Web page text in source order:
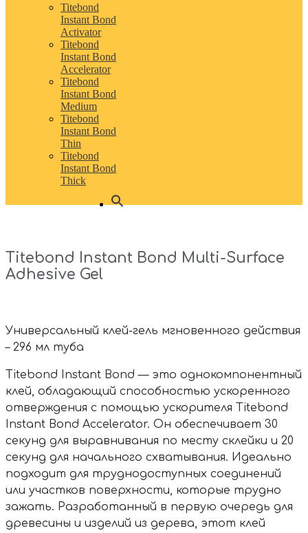
Titebond
Instant Bond
Activator
Titebond
Instant Bond
Accelerator
Titebond
Instant Bond
Medium
Titebond
Instant Bond
Thin
Titebond
Instant Bond
Thick
Titebond Instant Bond Multi-Surface
Adhesive Gel
Универсальный клей-гель мгновенного действия
– 296 мл туба
Titebond Instant Bond — это однокомпонентный
клей, обладающий способностью ускоренного
отверждения с помощью ускорителя Titebond
Instant Bond Accelerator. Он обеспечивает 30
секунд для выравнивания по месту склейки и 20
секунд для начального схватывания. Идеально
подходит для труднодоступных соединений
или участков поверхности, которые трудно
зажать. Разработанный в первую очередь для
древесины и изделий из дерева, этот клей